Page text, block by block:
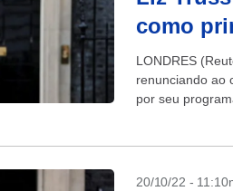
como
LONDRES
renunciando ao
por seu
20/10/22 -